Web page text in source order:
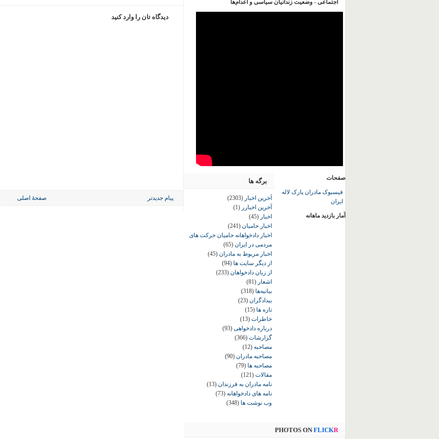
دیدگاه تان را وارد کنید
پیام جدیدتر صفحهٔ اصلی
اجتماعی - وضعیت زندانیان سیاسی و اعدام‌ها
برگه ها
آخرین اخبار (2303)
آخرین اخبارر (1)
اخبار (45)
اخبار حامیان (241)
اخبار دادخواهانه حامیان حرکت های
مردمی در ایران (65)
اخبار مربوط به مادران (45)
از دیگر سایت ها (94)
از زبان دادخواهان (233)
اشعار (81)
بیانیه‌ها (318)
بیدادگران (23)
تازه ها (15)
خاطرات (13)
درباره دادخواهی (93)
گزارشات (366)
مصاحبه (12)
مصاحبه مادران (90)
مصاحبه ها (79)
مقالات (121)
نامه مادران به فرزندان (13)
نامه های دادخواهانه (73)
وب نوشت ها (348)
صفحات
فیسبوک مادران پارک لاله
ایران
آمار بازدید ماهانه
PHOTOS ON FLICKR